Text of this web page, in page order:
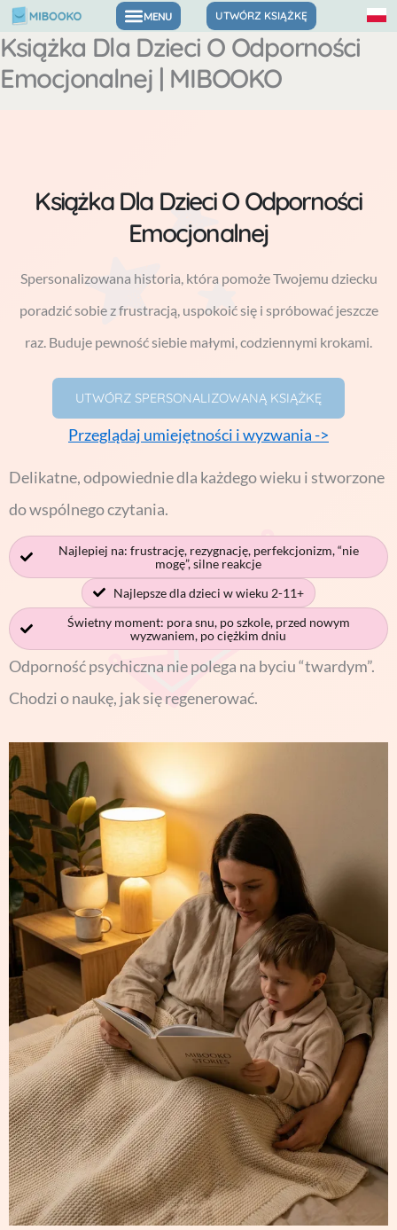
Przejdź
do
treści
UTWÓRZ KSIĄŻKĘ
Książka Dla Dzieci O Odporności
Emocjonalnej | MIBOOKO
Książka Dla Dzieci O Odporności
Emocjonalnej
Spersonalizowana historia, która pomoże Twojemu dziecku
poradzić sobie z frustracją, uspokoić się i spróbować jeszcze
raz. Buduje pewność siebie małymi, codziennymi krokami.
UTWÓRZ SPERSONALIZOWANĄ KSIĄŻKĘ
Przeglądaj umiejętności i wyzwania ->
Delikatne, odpowiednie dla każdego wieku i stworzone
do wspólnego czytania.
Najlepiej na: frustrację, rezygnację, perfekcjonizm, “nie
mogę”, silne reakcje
Najlepsze dla dzieci w wieku 2-11+
Świetny moment: pora snu, po szkole, przed nowym
wyzwaniem, po ciężkim dniu
Odporność psychiczna nie polega na byciu “twardym”.
Chodzi o naukę, jak się regenerować.